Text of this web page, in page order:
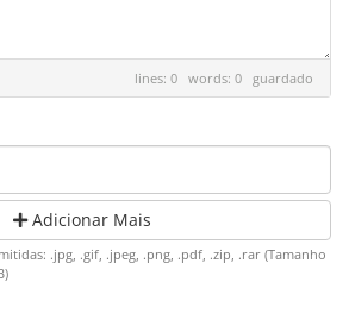
lines: 0 words: 0 guardado
Adicionar Mais
.jpg, .gif, .jpeg, .png, .pdf, .zip, .rar (Tamanho